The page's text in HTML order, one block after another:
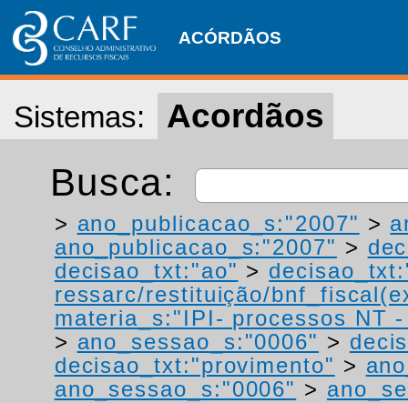
ACÓRDÃOS
Sistemas: Acordãos
Busca:
> ano_publicacao_s:"2007" >
ano_publicacao_s:"2007" >
decisao_txt:"ao" >
ressarc/restituição/
materia_s:"IPI- processos NT
> ano_sessao_s:"0006" >
decisao_txt:"provimento" >
ano_sessao_s:"0006" >